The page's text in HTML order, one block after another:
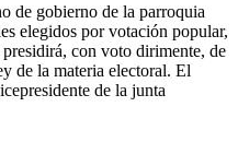
de gobierno de la parroquia
elegidos por votación popular,
con voto dirimente, de
de la materia electoral. El
de la junta